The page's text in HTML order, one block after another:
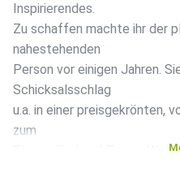
Inspirierendes.
Zu schaffen machte ihr der
nahestehenden
Person vor einigen Jahren.
Schicksalsschlag
u.a. in einer preisgekrönten,
zum
Thema Tod und Trauer. Weil